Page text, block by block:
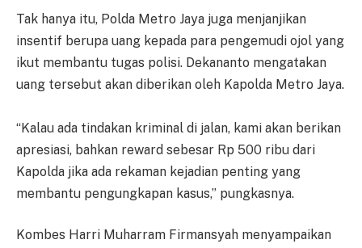
Tak hanya itu, Polda Metro Jaya juga menjanjikan
insentif berupa uang kepada para pengemudi ojol yang
ikut membantu tugas polisi. Dekananto mengatakan
uang tersebut akan diberikan oleh Kapolda Metro Jaya.
“Kalau ada tindakan kriminal di jalan, kami akan berikan
apresiasi, bahkan reward sebesar Rp 500 ribu dari
Kapolda jika ada rekaman kejadian penting yang
membantu pengungkapan kasus,” pungkasnya.
Kombes Harri Muharram Firmansyah menyampaikan